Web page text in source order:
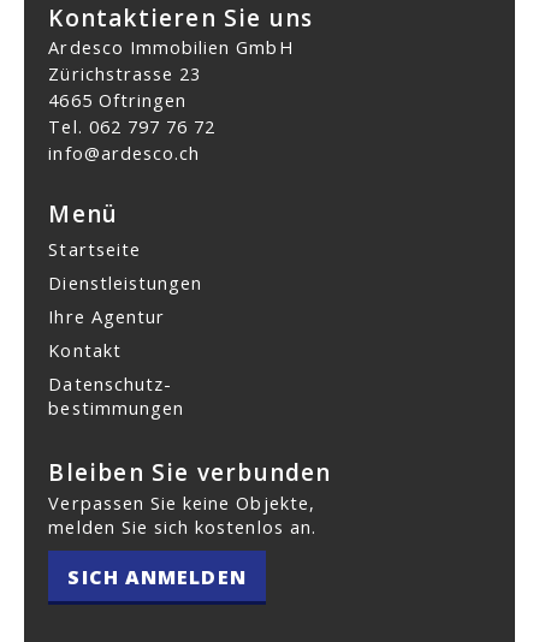
Kontaktieren Sie uns
Ardesco Immobilien GmbH
Zürichstrasse 23
4665 Oftringen
Tel. 062 797 76 72
info@ardesco.ch
Menü
Startseite
Dienstleistungen
Ihre Agentur
Kontakt
Datenschutz­
bestimmungen
Bleiben Sie verbunden
Verpassen Sie keine Objekte,
melden Sie sich kostenlos an.
SICH ANMELDEN